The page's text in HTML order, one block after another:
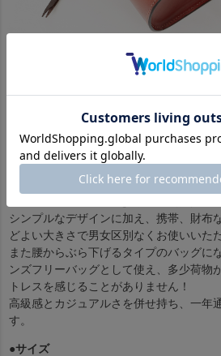
このバッグの特徴はなんといってもフロ
エスタン調のカービングでしょう！すご
さらにメディスンバッグの特徴に１つで
シンプルなデザインに加え、携帯、財布
どよい大きさで男女区別なくお使いいた
また腰からぶら下げるタイプのバッグに
ンズフリーバッグとして使え、多少荷物
トレスを感じることがありません！
高級感とカジュアルさを併せ持ち、一年
す。
●サイズ